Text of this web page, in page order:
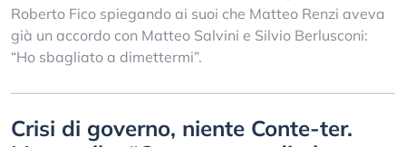
Roberto Fico spiegando ai suoi che Matteo Renzi aveva
già un accordo con Matteo Salvini e Silvio Berlusconi:
“Ho sbagliato a dimettermi”.
Crisi di governo, niente Conte-ter.